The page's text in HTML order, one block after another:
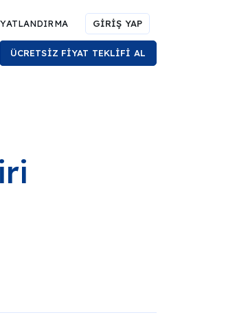
GİRİŞ YAP
ÜCRETSİZ FİYAT TEKLİFİ AL